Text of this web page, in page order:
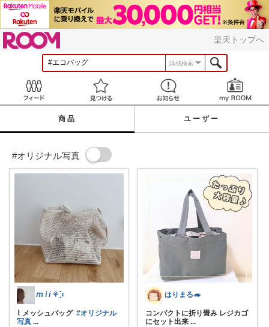
楽天トップへ
詳細検索
見つける お知らせ
商品 ユーザー
#オリジナル写真
𝘮 𝘪 𝘪 ⚘⡱
⌇ メッシュバッグ ⁡ #オリジナル
写真 ...
はりまる🦔
コンパクトに折り畳み レジカゴ
にセット出来 ...